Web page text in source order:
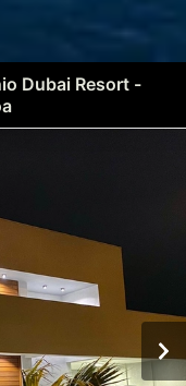
Dubai Resort -